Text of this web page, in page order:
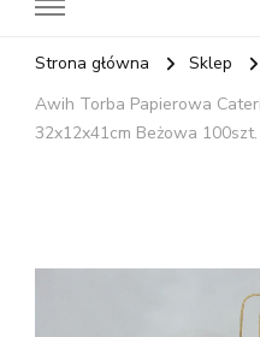
Strona główna Sklep
Awih Torba Papierowa
32x12x41cm Beżowa 100szt.